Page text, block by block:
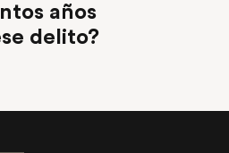
años
delito?